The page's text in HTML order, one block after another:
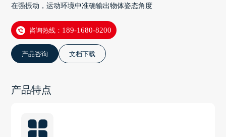
在强振动，运动环境中准确输出物体姿态角度
咨询热线： 189-1680-8200
产品咨询 文档下载
产品特点